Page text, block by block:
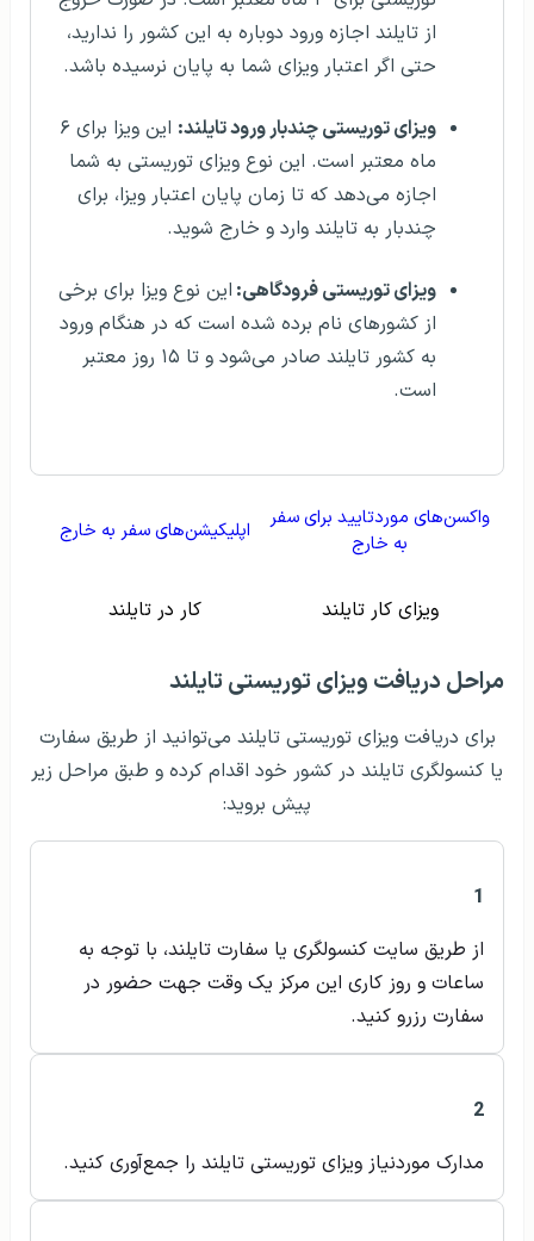
از تایلند اجازه ورود دوباره به این کشور را ندارید،
حتی اگر اعتبار ویزای شما به پایان نرسیده باشد.
ویزای توریستی چندبار ورود تایلند:
این ویزا برای ۶
ماه معتبر است. این نوع ویزای توریستی به شما
اجازه می‌دهد که تا زمان پایان اعتبار ویزا، برای
چندبار به تایلند وارد و خارج شوید.
ویزای توریستی فرودگاهی: این نوع ویزا برای برخی
از کشورهای نام برده شده است که در هنگام ورود
به کشور تایلند صادر می‌شود و تا ۱۵ روز معتبر
است.
واکسن‌های موردتایید برای سفر
به خارج
‌اپلیکیشن‌های سفر به خارج
ویزای کار تایلند کار در تایلند
مراحل دریافت ویزای توریستی تایلند
برای دریافت ویزای توریستی تایلند می‌توانید از طریق سفارت
یا کنسولگری تایلند در کشور خود اقدام کرده و طبق مراحل زیر
پیش بروید:
1
از طریق سایت کنسولگری یا سفارت تایلند، با توجه به
ساعات و روز کاری این مرکز یک وقت جهت حضور در
سفارت رزرو کنید.
2
مدارک موردنیاز ویزای توریستی تایلند را جمع‌آوری کنید.